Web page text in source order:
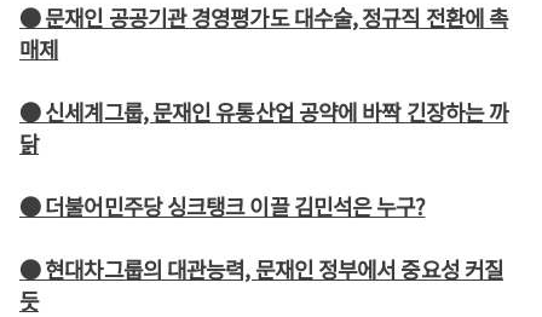
● 문재인 공공기관 경영평가도 대수술, 정규직 전환에 촉
매제
● 신세계그룹, 문재인 유통산업 공약에 바짝 긴장하는 까
닭
● 더불어민주당 싱크탱크 이끌 김민석은 누구?
● 현대차그룹의 대관능력, 문재인 정부에서 중요성 커질
듯